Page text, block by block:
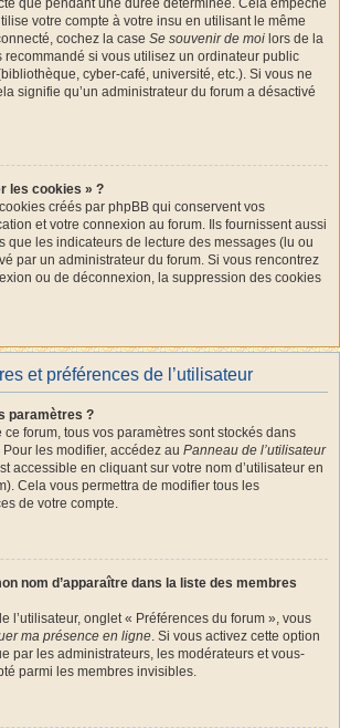
que pendant une durée déterminée. Cela empêche
votre compte à votre insu en utilisant le même
cochez la case Se souvenir de moi lors de la
recommandé si vous utilisez un ordinateur public
cyber-café, université, etc.). Si vous ne
signifie qu’un administrateur du forum a désactivé
les cookies » ?
créés par phpBB qui conservent vos
et votre connexion au forum. Ils fournissent aussi
que les indicateurs de lecture des messages (lu ou
par un administrateur du forum. Si vous rencontrez
ou de déconnexion, la suppression des cookies
et préférences de l’utilisateur
paramètres ?
forum, tous vos paramètres sont stockés dans
les modifier, accédez au Panneau de l’utilisateur
accessible en cliquant sur votre nom d’utilisateur en
Cela vous permettra de modifier tous les
de votre compte.
nom d’apparaître dans la liste des membres
l’utilisateur, onglet « Préférences du forum », vous
ma présence en ligne. Si vous activez cette option
par les administrateurs, les modérateurs et vous-
parmi les membres invisibles.